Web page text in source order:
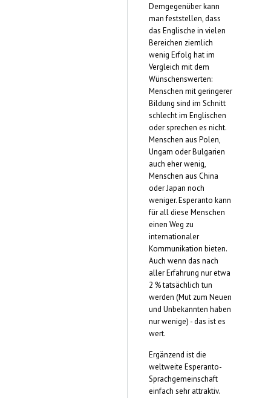
Demgegenüber kann
man feststellen, dass
das Englische in vielen
Bereichen ziemlich
wenig Erfolg hat im
Vergleich mit dem
Wünschenswerten:
Menschen mit geringerer
Bildung sind im Schnitt
schlecht im Englischen
oder sprechen es nicht.
Menschen aus Polen,
Ungarn oder Bulgarien
auch eher wenig,
Menschen aus China
oder Japan noch
weniger. Esperanto kann
für all diese Menschen
einen Weg zu
internationaler
Kommunikation bieten.
Auch wenn das nach
aller Erfahrung nur etwa
2 % tatsächlich tun
werden (Mut zum Neuen
und Unbekannten haben
nur wenige) - das ist es
wert.
Ergänzend ist die
weltweite Esperanto-
Sprachgemeinschaft
einfach sehr attraktiv.